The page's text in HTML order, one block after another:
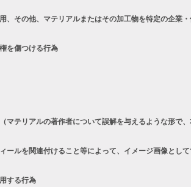
その他、マテリアルまたはその加工物を特定の企業
を傷つける行為
テリアルの著作者について誤解を与えるような形で
ルを関連付けること等によって、イメージ画像とし
する行為